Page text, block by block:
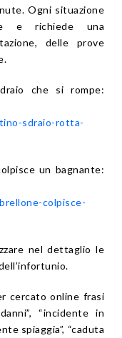
Ogni situazione
e richiede una
delle prove
che si rompe:
sdraio-rotta-
un bagnante:
colpisce-
nel dettaglio le
cercato online frasi
“incidente in
spiaggia”, “caduta